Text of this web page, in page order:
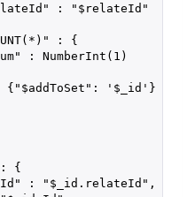
: {
'$_id'}
{